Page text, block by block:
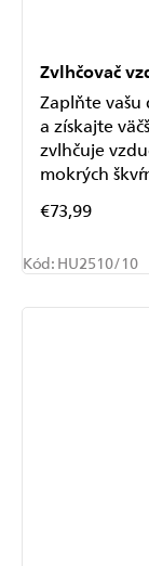
Zvlhčovač
€73,99
Zaplňte vašu
a získajte
zvlhčuje
mokrých
Kód: HU2510/10